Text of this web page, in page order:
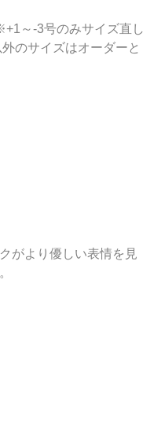
～-3号のみサイズ直し
のサイズはオーダーと
がより優しい表情を見